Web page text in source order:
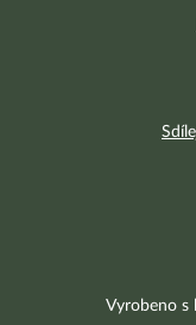
Vyrobeno s